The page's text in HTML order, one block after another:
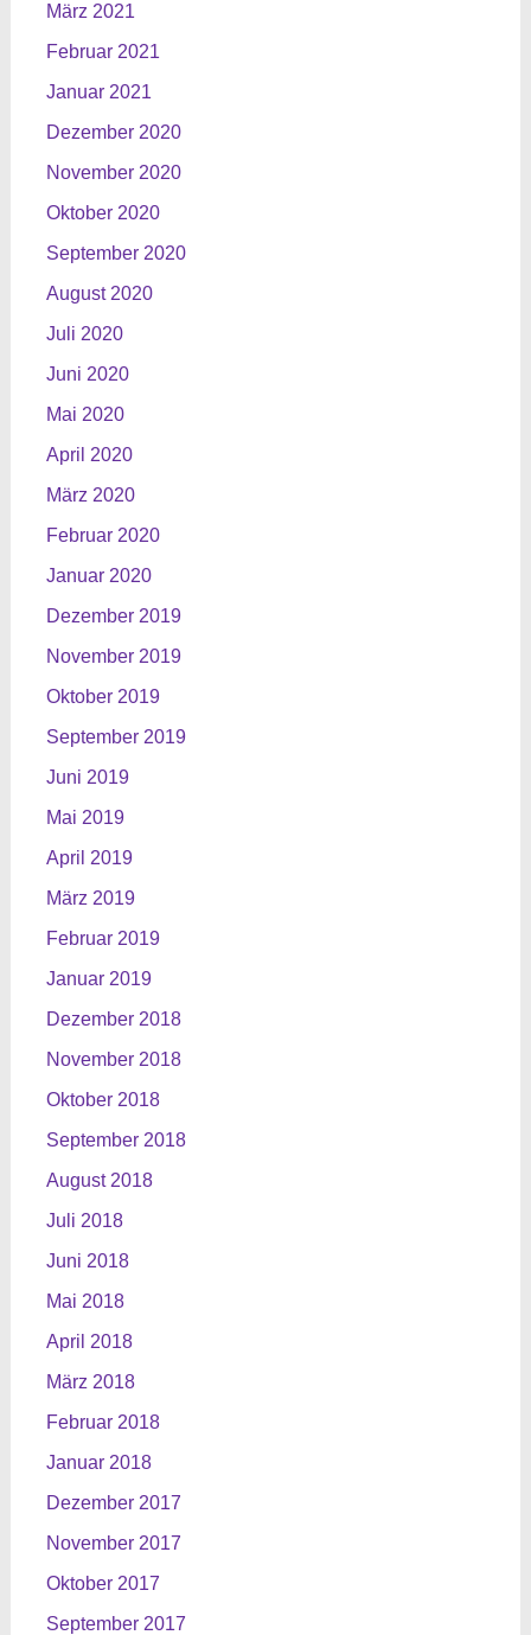
März 2021
Februar 2021
Januar 2021
Dezember 2020
November 2020
Oktober 2020
September 2020
August 2020
Juli 2020
Juni 2020
Mai 2020
April 2020
März 2020
Februar 2020
Januar 2020
Dezember 2019
November 2019
Oktober 2019
September 2019
Juni 2019
Mai 2019
April 2019
März 2019
Februar 2019
Januar 2019
Dezember 2018
November 2018
Oktober 2018
September 2018
August 2018
Juli 2018
Juni 2018
Mai 2018
April 2018
März 2018
Februar 2018
Januar 2018
Dezember 2017
November 2017
Oktober 2017
September 2017